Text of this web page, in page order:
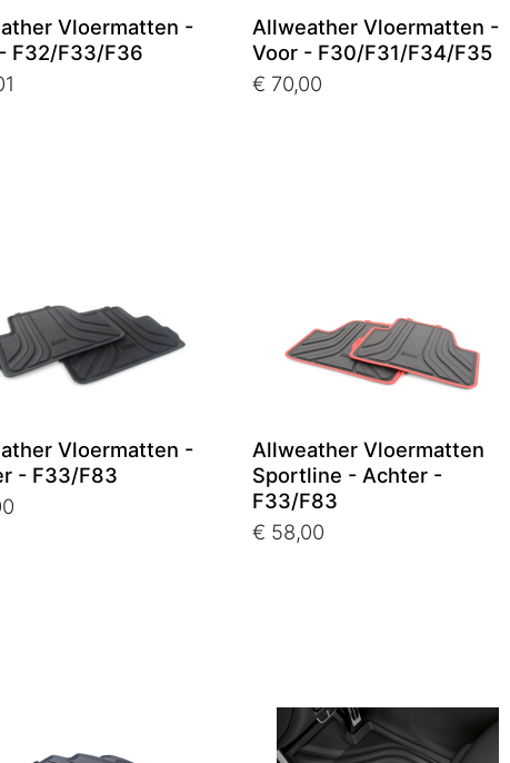
Vloermatten -
F32/F33/F36
Allweather Vloermatten -
Voor - F30/F31/F34/F35
€ 70,00
Vloermatten -
- F33/F83
Allweather Vloermatten
Sportline - Achter -
F33/F83
€ 58,00